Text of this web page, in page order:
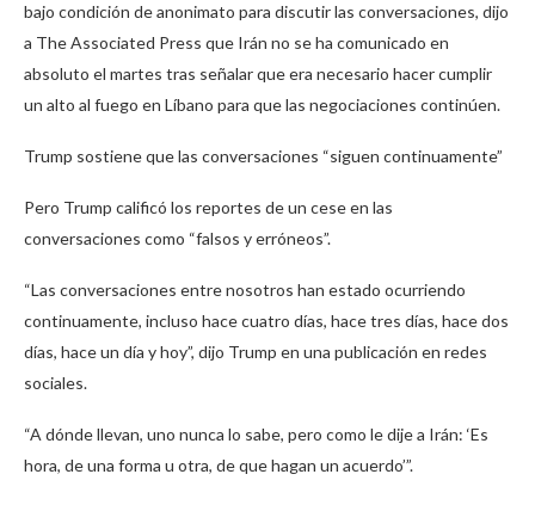
bajo condición de anonimato para discutir las conversaciones, dijo
a The Associated Press que Irán no se ha comunicado en
absoluto el martes tras señalar que era necesario hacer cumplir
un alto al fuego en Líbano para que las negociaciones continúen.
Trump sostiene que las conversaciones “siguen continuamente”
Pero Trump calificó los reportes de un cese en las
conversaciones como “falsos y erróneos”.
“Las conversaciones entre nosotros han estado ocurriendo
continuamente, incluso hace cuatro días, hace tres días, hace dos
días, hace un día y hoy”, dijo Trump en una publicación en redes
sociales.
“A dónde llevan, uno nunca lo sabe, pero como le dije a Irán: ‘Es
hora, de una forma u otra, de que hagan un acuerdo’”.